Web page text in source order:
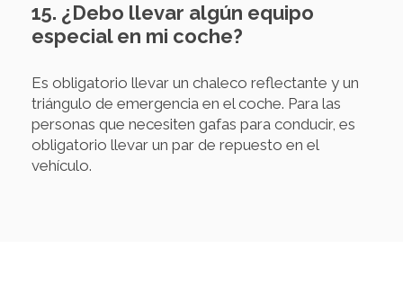
15. ¿Debo llevar algún equipo
especial en mi coche?
Es obligatorio llevar un chaleco reflectante y un
triángulo de emergencia en el coche. Para las
personas que necesiten gafas para conducir, es
obligatorio llevar un par de repuesto en el
vehículo.